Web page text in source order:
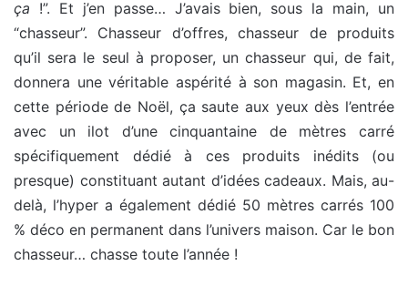
ça !”. Et j’en passe… J’avais bien, sous la main, un
“chasseur”. Chasseur d’offres, chasseur de produits
qu’il sera le seul à proposer, un chasseur qui, de fait,
donnera une véritable aspérité à son magasin. Et, en
cette période de Noël, ça saute aux yeux dès l’entrée
avec un ilot d’une cinquantaine de mètres carré
spécifiquement dédié à ces produits inédits (ou
presque) constituant autant d’idées cadeaux. Mais, au-
delà, l’hyper a également dédié 50 mètres carrés 100
% déco en permanent dans l’univers maison. Car le bon
chasseur… chasse toute l’année !